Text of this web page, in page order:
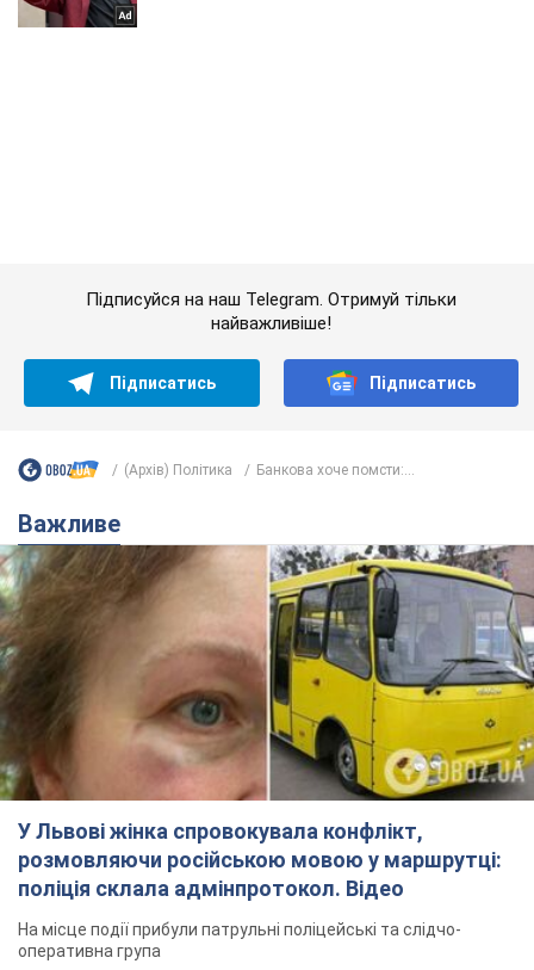
Важливе
У Львові жінка спровокувала конфлікт,
розмовляючи російською мовою у маршрутці:
поліція склала адмінпротокол. Відео
На місце події прибули патрульні поліцейські та слідчо-
оперативна група
9,7 т.
"Воюють, бо дурні": у Чернівцях
водій автобуса зневажив
українських військових і поплатився.
Відео
та образ військових